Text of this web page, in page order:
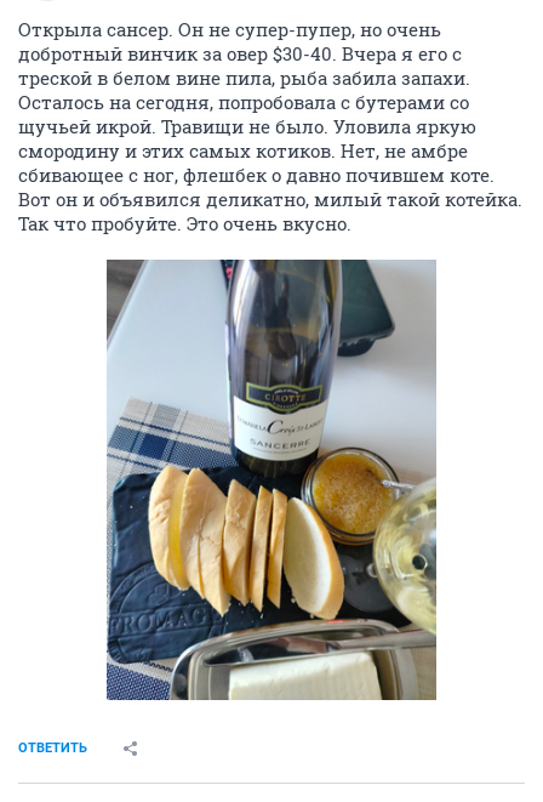
Открыла сансер. Он не супер-пупер, но очень
добротный винчик за овер $30-40. Вчера я его с
треской в белом вине пила, рыба забила запахи.
Осталось на сегодня, попробовала с бутерами со
щучьей икрой. Травищи не было. Уловила яркую
смородину и этих самых котиков. Нет, не амбре
сбивающее с ног, флешбек о давно почившем коте.
Вот он и объявился деликатно, милый такой котейка.
Так что пробуйте. Это очень вкусно.
ОТВЕТИТЬ